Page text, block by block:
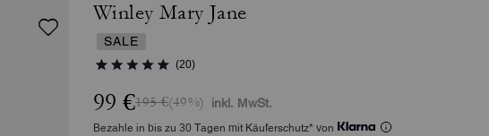
Winley Mary Jane
SALE
(20)
99 €195 €(49%) inkl. MwSt.
Bezahle in bis zu 30 Tagen mit Käuferschutz* von